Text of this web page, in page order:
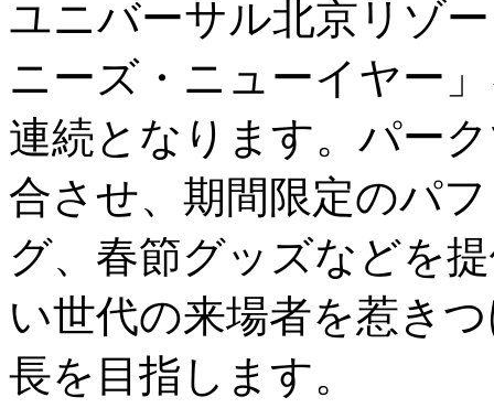
ユニバーサル北京リゾ
ニーズ・ニューイヤー
連続となります。パー
合させ、期間限定のパ
グ、春節グッズなどを
い世代の来場者を惹き
長を目指します。